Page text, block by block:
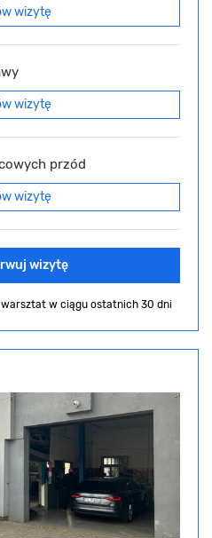
wizytę
wizytę
przód
wizytę
wizytę
warsztat w ciągu ostatnich 30 dni